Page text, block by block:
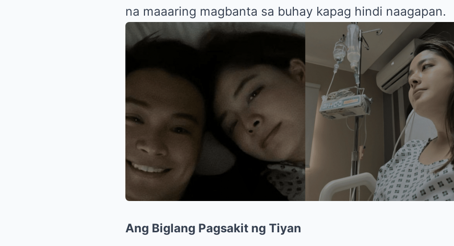
na maaaring magbanta sa buhay kapag hindi naagapan.
Ang Biglang Pagsakit ng Tiyan